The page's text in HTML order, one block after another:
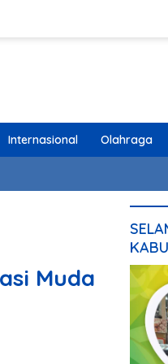
Internasional Olahraga
Muda